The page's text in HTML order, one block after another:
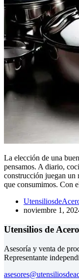
La elección de una
pensamos. A diario,
construcción juegan un
que consumimos. Con
noviembre 1,
Utensilios de Acero
Asesoría y venta de
Representante